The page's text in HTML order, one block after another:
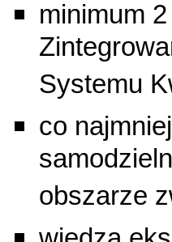
minimum
Systemu
co
obszarze